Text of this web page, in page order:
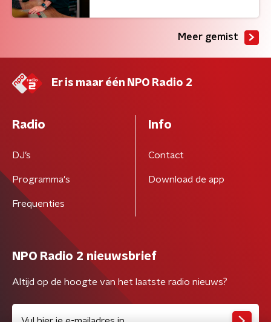
Meer gemist
Er is maar één NPO Radio 2
Radio
DJ’s
Programma's
Frequenties
Info
Contact
Download de app
NPO Radio 2 nieuwsbrief
Altijd op de hoogte van het laatste radio nieuws?